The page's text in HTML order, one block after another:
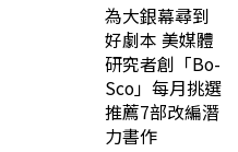
為大銀幕尋到
好劇本 美媒體
研究者創「Bo-
Sco」每月挑選
推薦7部改編潛
力書作